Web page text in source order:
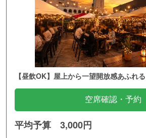
【昼飲OK】屋上から一望開放感あふれ
空席確認・予約
平均予算 3,000円